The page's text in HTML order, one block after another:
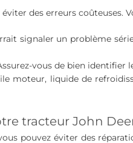
des erreurs coûteuses.
signaler un problème
vous de bien identifier
moteur, liquide de
tracteur John
pouvez éviter des